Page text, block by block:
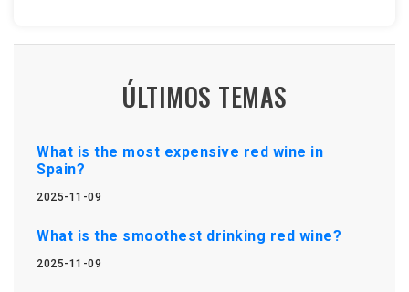
ÚLTIMOS TEMAS
What is the most expensive red wine in
Spain?
2025-11-09
What is the smoothest drinking red wine?
2025-11-09